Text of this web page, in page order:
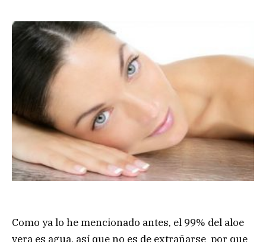
Como ya lo he mencionado antes, el 99% del aloe
vera es agua, así que no es de extrañarse por que